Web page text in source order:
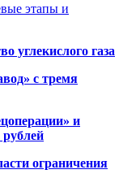
этапы и
углекислого газа
с тремя
и
ограничения